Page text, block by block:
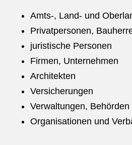
Amts-, Land- und
Privatpersonen,
juristische Personen
Firmen, Unternehmen
Architekten
Versicherungen
Verwaltungen, Behörden
Organisationen und